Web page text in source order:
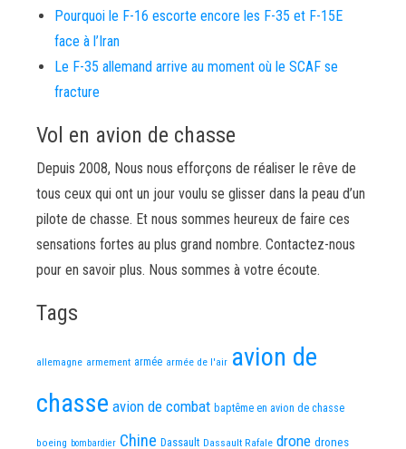
Pourquoi le F-16 escorte encore les F-35 et F-15E
face à l’Iran
Le F-35 allemand arrive au moment où le SCAF se
fracture
Vol en avion de chasse
Depuis 2008, Nous nous efforçons de réaliser le rêve de
tous ceux qui ont un jour voulu se glisser dans la peau d’un
pilote de chasse. Et nous sommes heureux de faire ces
sensations fortes au plus grand nombre. Contactez-nous
pour en savoir plus. Nous sommes à votre écoute.
Tags
allemagne armement armée armée de l'air avion de
chasse avion de combat baptême en avion de chasse
boeing bombardier Chine Dassault Dassault Rafale drone drones